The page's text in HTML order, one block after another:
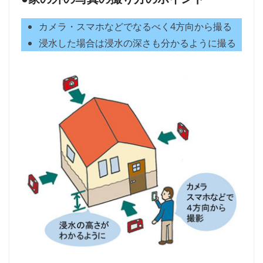
カメラ・スマホなどでなるべく4方向から撮る
浸水した場合は浸水の深さも分かるように撮る